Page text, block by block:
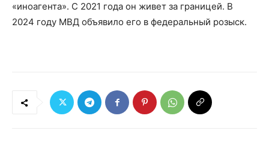
«иноагента». С 2021 года он живет за границей. В
2024 году МВД объявило его в федеральный розыск.